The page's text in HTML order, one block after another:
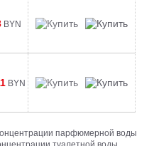
BYN
BYN
парфюмерной воды